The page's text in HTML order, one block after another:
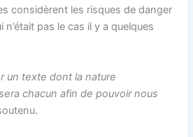
considèrent les risques de danger
pas le cas il y a quelques
un texte dont la nature
chacun afin de pouvoir nous